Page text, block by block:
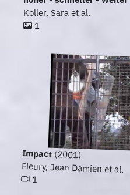
Koller, Sara et al.
1
Impact(2001)
Fleury, Jean Damien et al.
1